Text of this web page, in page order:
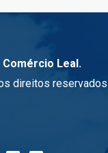
Leal.
direitos reservados